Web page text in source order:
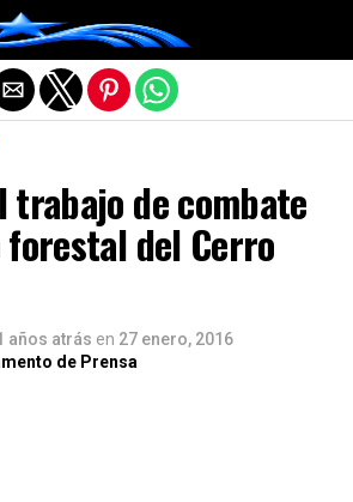
trabajo de combate
del Cerro
años atrás en 27 enero, 2016
de Prensa
de la versión móvil